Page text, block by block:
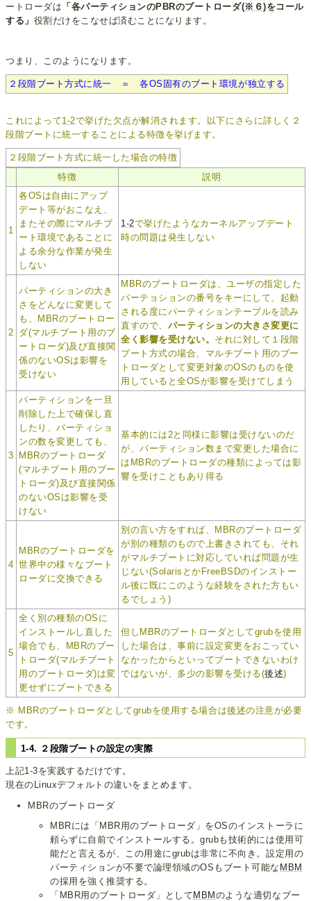
ートローダは 「各パーティションのPBRのブートローダ(※６)をコール
する」 役割だけをこなせば済むことになります。
つまり、このようになります。
２段階ブート方式に統一 ＝ 各OS固有のブート環境が独立する
これによって1-2で挙げた欠点が解消されます。以下にさらに詳しく２
段階ブートに統一することによる特徴を挙げます。
２段階ブート方式に統一した場合の特徴
特徴
説明
1
各OSは自由にアップ
デート等がおこなえ、
またその際にマルチブ
ート環境であることに
よる余分な作業が発生
しない
1-2で挙げたようなカーネルアップデート
時の問題は発生しない
2
パーティションの大き
さをどんなに変更して
も、MBRのブートロー
ダ(マルチブート用のブ
ートローダ)及び直接関
係のないOSは影響を
受けない
MBRのブートローダは、ユーザの指定した
パーテョションの番号をキーにして、起動
される度にパーティションテーブルを読み
直すので、 パーティションの大きさ変更に
全く影響を受けない。 それに対して１段階
ブート方式の場合、マルチブート用のブー
トローダとして変更対象のOSのものを使
用していると全OSが影響を受けてしまう
3
パーティションを一旦
削除した上で確保し直
したり、パーティショ
ンの数を変更しても、
MBRのブートローダ
(マルチブート用のブー
トローダ)及び直接関係
のないOSは影響を受
けない
基本的には2と同様に影響は受けないのだ
が、パーティション数まで変更した場合に
はMBRのブートローダの種類によっては影
響を受けこともあり得る
4
MBRのブートローダを
世界中の様々なブート
ローダに交換できる
別の言い方をすれば、MBRのブートローダ
が別の種類のもので上書きされても、それ
がマルチブートに対応していれば問題が生
じない(SolarisとかFreeBSDのインストー
ル後に既にこのような経験をされた方もい
るでしょう)
5
全く別の種類のOSに
インストールし直した
場合でも、MBRのブー
トローダ(マルチブート
用のブートローダ)は変
更せずにブートできる
但しMBRのブートローダとしてgrubを使用
した場合は、事前に設定変更をおこってい
なかったからといってブートできないわけ
ではないが、多少の影響を受ける(後述)
※ MBRのブートローダとしてgrubを使用する場合は後述の注意が必要
です。
1-4. ２段階ブートの設定の実際
上記1-3を実践するだけです。
現在のLinuxデフォルトの違いをまとめます。
MBRのブートローダ
MBRには「MBR用のブートローダ」をOSのインストーラに
頼らずに自前でインストールする。grubも技術的には使用可
能だと言えるが、この用途にgrubは非常に不向き。設定用の
パーティションが不要で論理領域のOSもブート可能な MBM
の採用を強く推奨する。
「MBR用のブートローダ」としてMBMのような適切なブー